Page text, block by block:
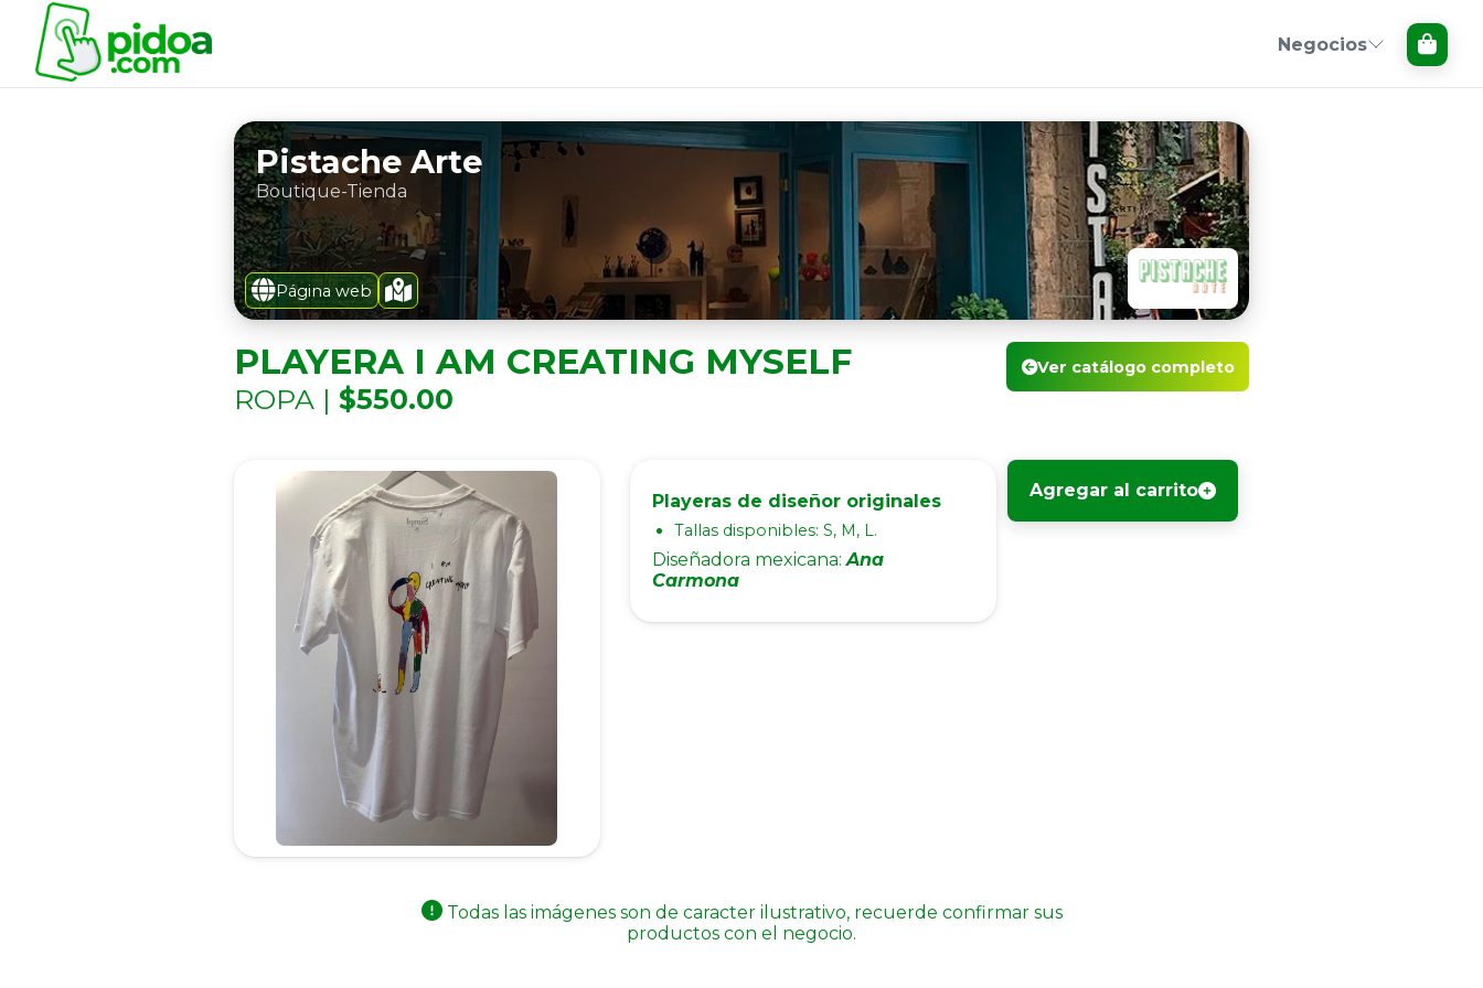
Negocios
Pistache Arte
Boutique-Tienda
Página web
PLAYERA I AM CREATING MYSELF
ROPA | $550.00
Ver catálogo completo
Playeras de diseñor originales
Tallas disponibles: S, M, L.
Diseñadora mexicana:Ana
Carmona
Agregar al carrito
Todas las imágenes son de caracter ilustrativo, recuerde confirmar sus
productos con el negocio.